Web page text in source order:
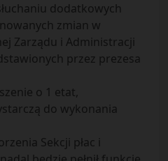
dodatkowych
zmian w
Zarządu i Administracji
przez prezesa
o 1 etat,
do wykonania
Sekcji płac i